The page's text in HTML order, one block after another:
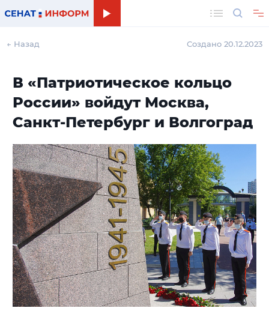
← Назад Создано 20.12.2023
В «Патриотическое кольцо
России» войдут Москва,
Санкт-Петербург и Волгоград